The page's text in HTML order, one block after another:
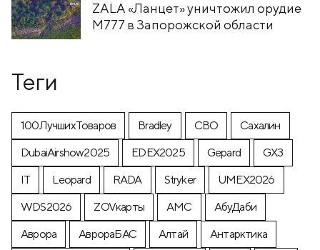
ZALA «Ланцет» уничтожил орудие
M777 в Запорожской области
Теги
100ЛучшихТоваров Bradley CВО
Cахалин
DubaiAirshow2025
EDEX2025 Gepard
GX3
IT
Leopard RADA Stryker
UMEX2026
WDS2026
ZOVкарты АМС
АбуДаби
Аврора
АврораБАС Алтай
Антарктика